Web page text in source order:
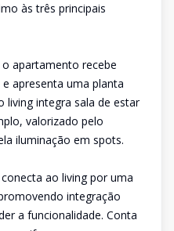
às três principais
apartamento recebe
apresenta uma planta
living integra sala de estar
valorizado pelo
iluminação em spots.
ao living por uma
integração
a funcionalidade. Conta